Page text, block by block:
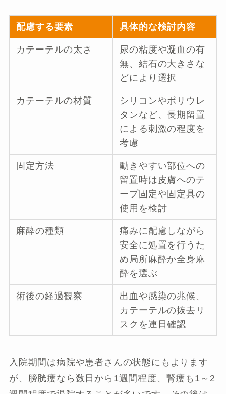
配慮する要素 具体的な検討内容
カテーテルの太さ
尿の粘度や凝血の有
無、結石の大きさな
どにより選択
カテーテルの材質
シリコンやポリウレ
タンなど、長期留置
による刺激の程度を
考慮
固定方法
動きやすい部位への
留置時は皮膚へのテ
ープ固定や固定具の
使用を検討
麻酔の種類
痛みに配慮しながら
安全に処置を行うた
め局所麻酔か全身麻
酔を選ぶ
術後の経過観察
出血や感染の兆候、
カテーテルの抜去リ
スクを連日確認
入院期間は病院や患者さんの状態にもよります
が、膀胱瘻なら数日から1週間程度、腎瘻も1～2